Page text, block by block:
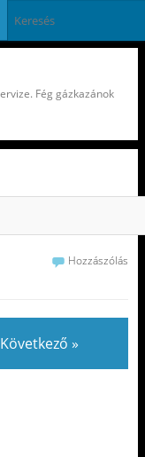
Fég gázkazánok
Hozzászólás
Következő »